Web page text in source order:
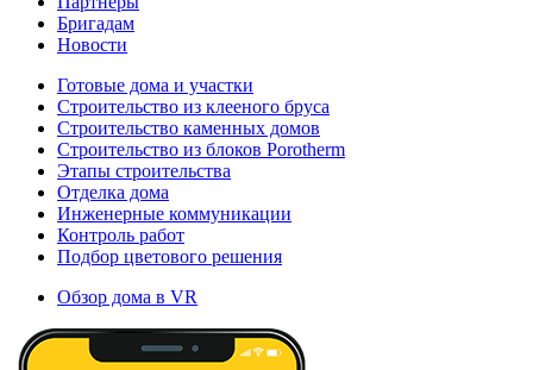
Бригадам
Новости
Готовые дома и участки
Строительство из клееного бруса
Строительство каменных домов
Строительство из блоков Porotherm
Этапы строительства
Отделка дома
Инженерные коммуникации
Контроль работ
Подбор цветового решения
Обзор дома в VR